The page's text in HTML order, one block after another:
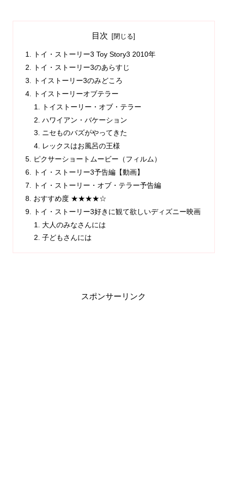
目次
トイ・ストーリー3 Toy Story3 2010年
トイ・ストーリー3のあらすじ
トイストーリー3のみどころ
トイストーリーオブテラー
トイストーリー・オブ・テラー
ハワイアン・バケーション
ニセものバズがやってきた
レックスはお風呂の王様
ピクサーショートムービー（フィルム）
トイ・ストーリー3予告編【動画】
トイ・ストーリー・オブ・テラー予告編
おすすめ度 ★★★★☆
トイ・ストーリー3好きに観て欲しいディズニー映画
大人のみなさんには
子どもさんには
スポンサーリンク